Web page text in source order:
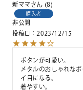
新ママ 8
購入者
非公開
投稿日
2023/12/15
ボタンが可愛い。
メタルのおしゃれな
イ目になる。
着やすい。